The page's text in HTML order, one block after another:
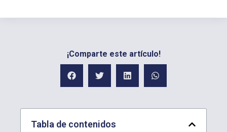
¡Comparte este artículo!
Tabla de contenidos